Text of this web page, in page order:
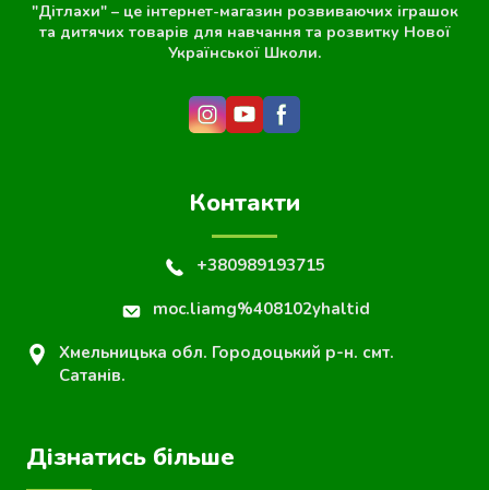
"Дітлахи" – це інтернет-магазин розвиваючих іграшок
та дитячих товарів для навчання та розвитку Нової
Української Школи.
Контакти
+380989193715
moc.liamg%408102yhaltid
Хмельницька обл. Городоцький р-н. смт.
Сатанів.
Дізнатись більше